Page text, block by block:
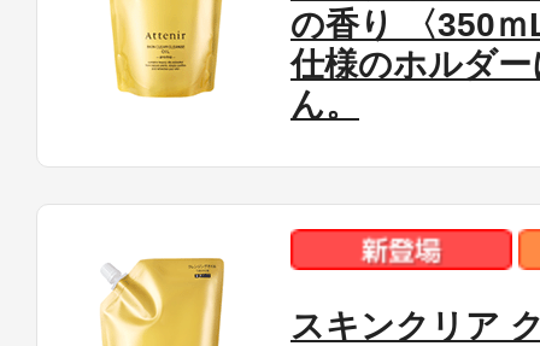
の香り 〈350
仕様のホルダ
ん。
スキンクリア